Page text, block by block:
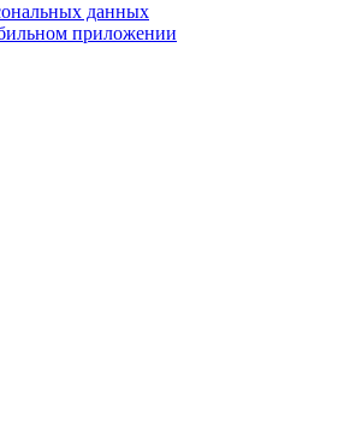
данных
приложении